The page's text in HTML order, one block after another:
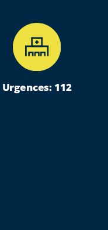
Urgences: 112